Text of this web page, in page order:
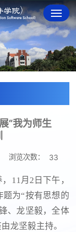
“我为师生
浏览次数： 33
11月2日下午，
为“按有思想的
、龙坚毅，全体
龙坚毅主持。